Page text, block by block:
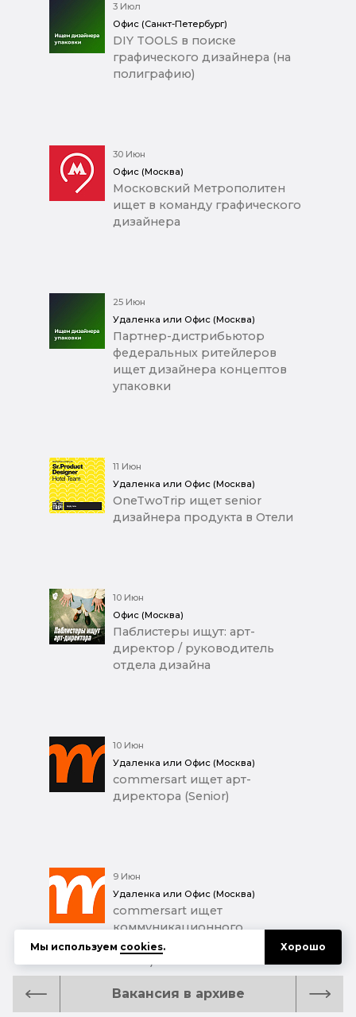
Вакансия в архиве
3 Июл
Офис (Санкт-Петербург)
DIY TOOLS в поиске
графического дизайнера (на
полиграфию)
30 Июн
Офис (Москва)
Московский Метрополитен
ищет в команду графического
дизайнера
25 Июн
Удаленка или Офис (Москва)
Партнер-дистрибьютор
федеральных ритейлеров
ищет дизайнера концептов
упаковки
11 Июн
Удаленка или Офис (Москва)
OneTwoTrip ищет senior
дизайнера продукта в Отели
10 Июн
Офис (Москва)
Паблистеры ищут: арт-
директор / руководитель
отдела дизайна
10 Июн
Удаленка или Офис (Москва)
commersart ищет арт-
директора (Senior)
9 Июн
Удаленка или Офис (Москва)
commersart ищет
коммуникационного
дизайнера (Middle+ / Junior
Мы используем cookies. Хорошо